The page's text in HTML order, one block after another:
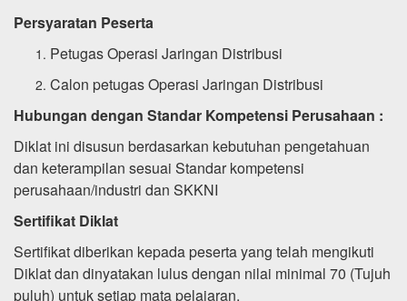
Persyaratan Peserta
Petugas Operasi Jaringan Distribusi
Calon petugas Operasi Jaringan Distribusi
Hubungan dengan Standar Kompetensi Perusahaan :
Diklat ini disusun berdasarkan kebutuhan pengetahuan
dan keterampilan sesuai Standar kompetensi
perusahaan/industri dan SKKNI
Sertifikat Diklat
Sertifikat diberikan kepada peserta yang telah mengikuti
Diklat dan dinyatakan lulus dengan nilai minimal 70 (Tujuh
puluh) untuk setiap mata pelajaran.